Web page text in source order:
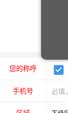
您的称呼
手机号